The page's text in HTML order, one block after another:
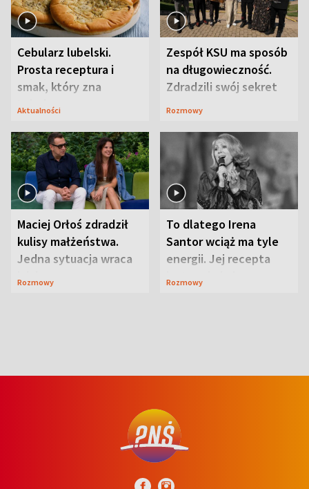
Cebularz lubelski.
Prosta receptura i
smak, który zna
Lubelszczyzna
Aktualności
Zespół KSU ma sposób
na długowieczność.
Zdradzili swój sekret
Rozmowy
Maciej Orłoś zdradził
kulisy małżeństwa.
Jedna sytuacja wraca
jak bumerang
Rozmowy
To dlatego Irena
Santor wciąż ma tyle
energii. Jej recepta
jest zaskakująco
Rozmowy